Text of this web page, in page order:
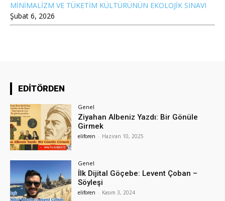
MİNİMALİZM VE TÜKETİM KÜLTÜRÜNÜN EKOLOJİK SINAVI
Şubat 6, 2026
EDİTÖRDEN
Genel
Ziyahan Albeniz Yazdı: Bir Gönüle
Girmek
eliforen - Haziran 10, 2025
Genel
İlk Dijital Göçebe: Levent Çoban –
Söyleşi
eliforen - Kasım 3, 2024